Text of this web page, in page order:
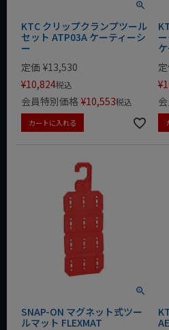
KTC クリップクランプツール
セット ATP03A ケーティーシ
ー
定価 ¥13,530
¥10,824税込
会員特別価格 ¥10,553税込
カートに入れる
¥
SNAP-ON マグネット式ツー
ルマット FLEXMAT